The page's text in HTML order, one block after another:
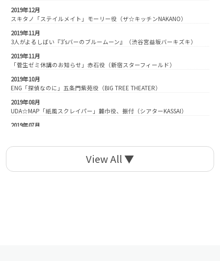
2019年12月
スキタノ「ステイルメイト」モーリー役（ザ☆キッチンNAKANO）
2019年11月
3人がよるしばい『3’sバーのブルームーン』（渋谷宮益坂バーキズキ）
2019年11月
「菅生ゼミ休講のお知らせ」赤石役（新宿スターフィールド）
2019年10月
ENG「探偵なのに」五条門紫苑役（BIG TREE THEATER）
2019年08月
UDA☆MAP「紙風スクレイパー」麓巾役、振付（シアターKASSAI）
2019年07月
2019年04月
IN EASY MOTION「Farce 道化師」みどり役（シアターグリーンBOX IN